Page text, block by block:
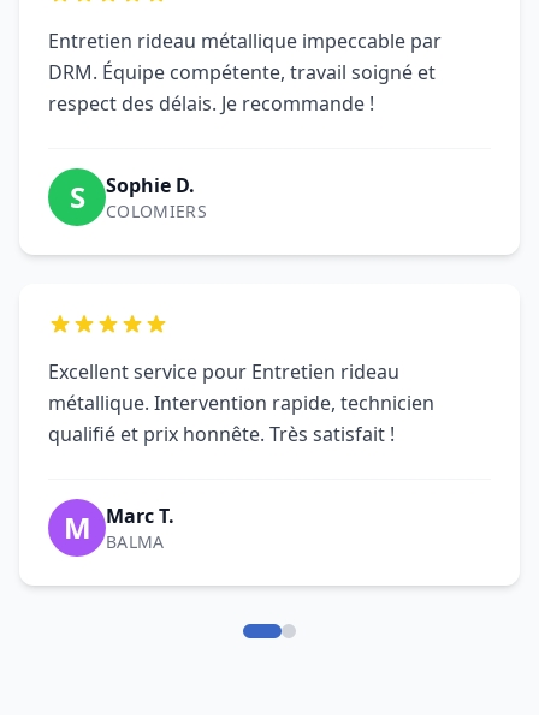
Excellent service pour Entretien rideau
métallique. Intervention rapide, technicien
qualifié et prix honnête. Très satisfait !
M Marc T.
BALMA
FAQ Entretien Rideau
Métallique Toulouse - DRM
Questions fréquentes sur l'entretien et la
maintenance de rideaux métalliques à
Toulouse